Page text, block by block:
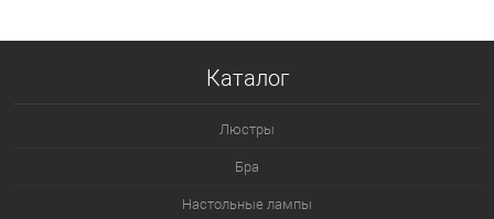
менеджера
Каталог
Люстры
Бра
Настольные лампы